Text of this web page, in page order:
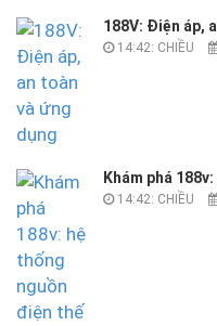
188V: Điện áp,
14:42: CHIỀU
Khám phá
14:42: CHIỀU